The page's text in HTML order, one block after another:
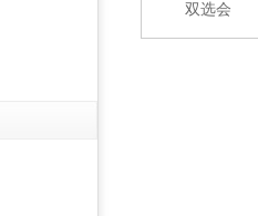
双选会